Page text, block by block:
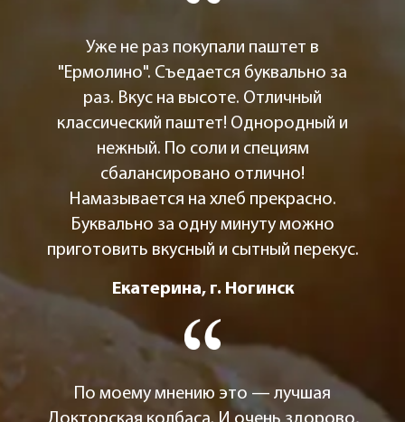
Уже не раз покупали паштет в
"Ермолино". Съедается буквально за
раз. Вкус на высоте. Отличный
классический паштет! Однородный и
нежный. По соли и специям
сбалансировано отлично!
Намазывается на хлеб прекрасно.
Буквально за одну минуту можно
приготовить вкусный и сытный перекус.
Екатерина, г. Ногинск
По моему мнению это — лучшая